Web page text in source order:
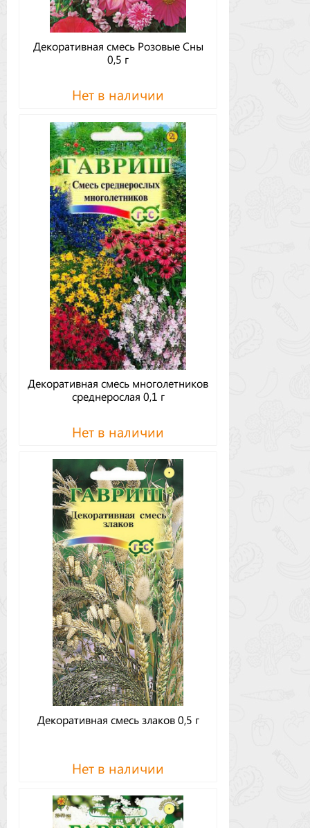
Декоративная смесь Розовые Сны
0,5 г
Нет в наличии
Декоративная смесь многолетников
среднерослая 0,1 г
Нет в наличии
Декоративная смесь злаков 0,5 г
Нет в наличии